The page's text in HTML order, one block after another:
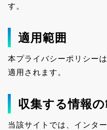
す。
適用範囲
本プライバシーポリシー
適用されます。
収集する情報の
当該サイトでは、インタ